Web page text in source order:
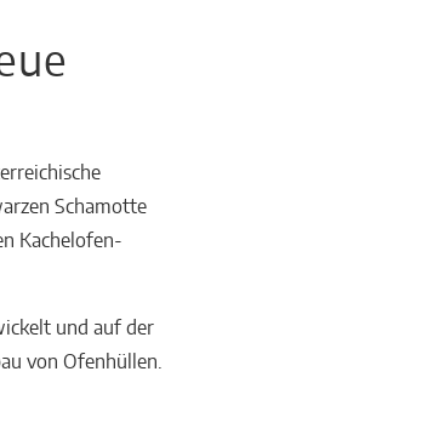
Schamotte
Kachelofen-
und auf der
von Ofenhüllen.